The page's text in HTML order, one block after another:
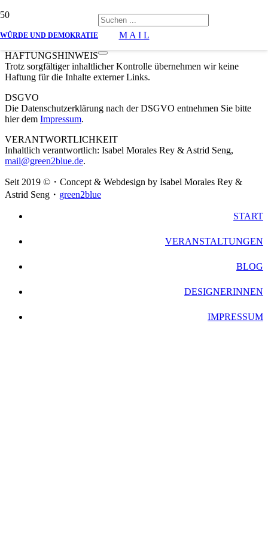
WÜRDE UND DEMOKRATIE
M A I L
HAFTUNGSHINWEIS
Trotz sorgfältiger inhaltlicher Kontrolle übernehmen wir keine
Haftung für die Inhalte externer Links.
DSGVO
Die Datenschutzerklärung nach der DSGVO entnehmen Sie bitte
hier dem Impressum.
VERANTWORTLICHKEIT
Inhaltlich verantwortlich: Isabel Morales Rey & Astrid Seng,
mail@green2blue.de.
Seit 2019 ©・Concept & Webdesign by Isabel Morales Rey &
Astrid Seng・ green2blue
START
VERANSTALTUNGEN
BLOG
DESIGNERINNEN
IMPRESSUM